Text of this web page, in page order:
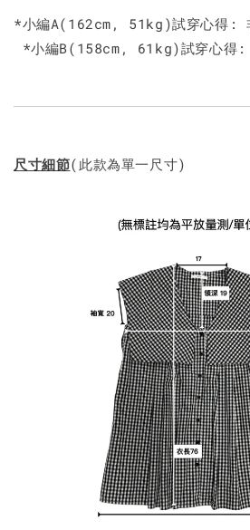
*小編A(162cm, 51kg)試穿心得:
*小編B(158cm, 61kg)試穿心得:
尺寸細節(此款為單一尺寸)